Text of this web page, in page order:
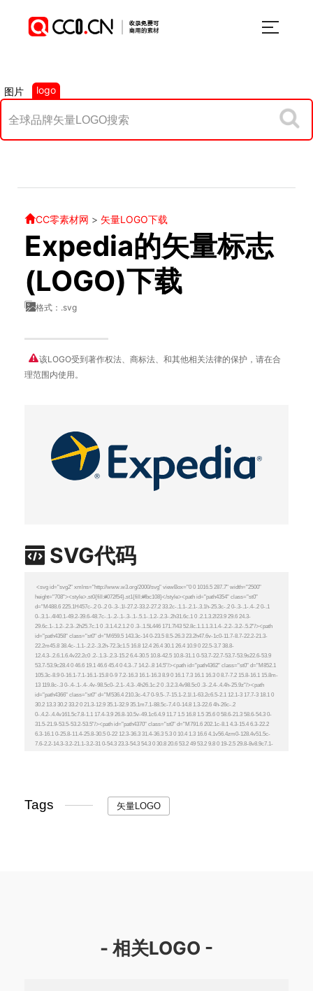
图片 logo
CC零素材网 > 矢量LOGO下载
Expedia的矢量标志
(LOGO)下载
格式：.svg
该LOGO受到著作权法、商标法、和其他相关法律的保护，请在合
理范围内使用。
SVG代码
Tags 矢量LOGO
- 相关LOGO -